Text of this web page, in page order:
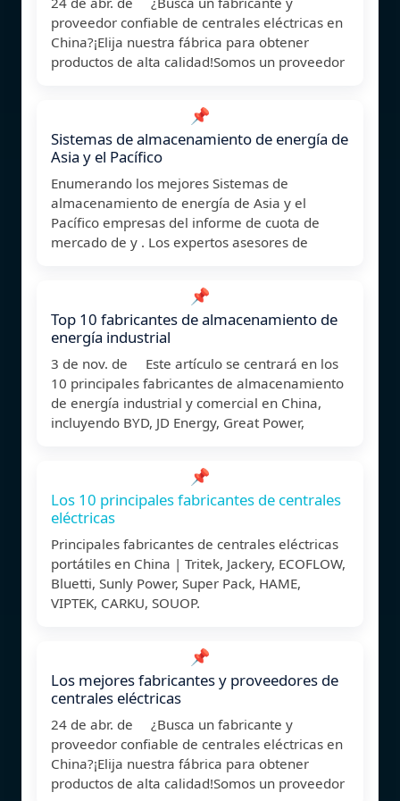
proveedor confiable de centrales eléctricas en
China?¡Elija nuestra fábrica para obtener
productos de alta calidad!Somos un proveedor
📌
Sistemas de almacenamiento de energía de
Asia y el Pacífico
Enumerando los mejores Sistemas de
almacenamiento de energía de Asia y el
Pacífico empresas del informe de cuota de
mercado de y . Los expertos asesores de
📌
Top 10 fabricantes de almacenamiento de
energía industrial
3 de nov. de Este artículo se centrará en los
10 principales fabricantes de almacenamiento
de energía industrial y comercial en China,
incluyendo BYD, JD Energy, Great Power,
📌
Los 10 principales fabricantes de centrales
eléctricas
Principales fabricantes de centrales eléctricas
portátiles en China | Tritek, Jackery, ECOFLOW,
Bluetti, Sunly Power, Super Pack, HAME,
VIPTEK, CARKU, SOUOP.
📌
Los mejores fabricantes y proveedores de
centrales eléctricas
24 de abr. de ¿Busca un fabricante y
proveedor confiable de centrales eléctricas en
China?¡Elija nuestra fábrica para obtener
productos de alta calidad!Somos un proveedor